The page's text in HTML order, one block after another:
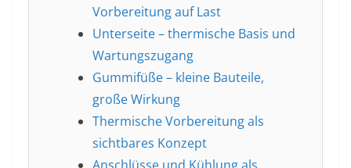
Vorbereitung auf Last
Unterseite – thermische Basis und
Wartungszugang
Gummifüße – kleine Bauteile,
große Wirkung
Thermische Vorbereitung als
sichtbares Konzept